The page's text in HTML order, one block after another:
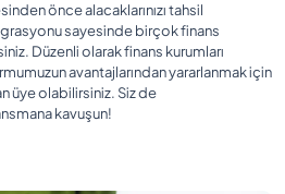
önce alacaklarınızı tahsil
sayesinde birçok finans
Düzenli olarak finans kurumları
avantajlarından yararlanmak için
üye olabilirsiniz. Siz de
kavuşun!